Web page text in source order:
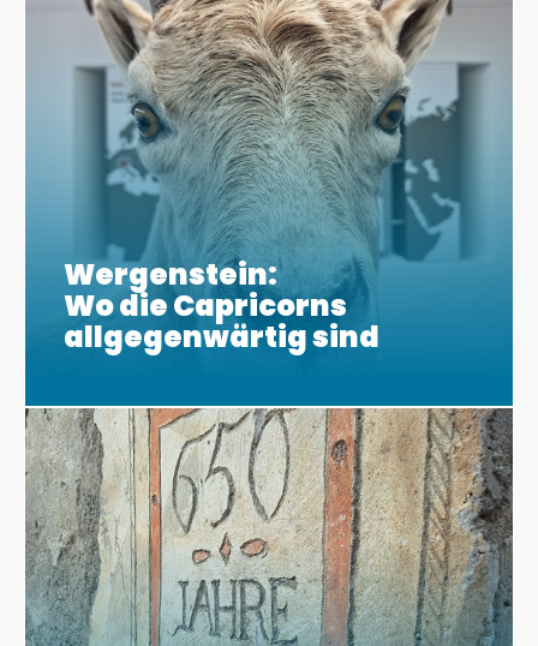
Wergenstein:
Wo die Capricorns
allgegenwärtig sind